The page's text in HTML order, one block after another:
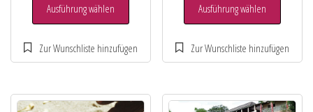
Ausführung wählen Ausführung wählen